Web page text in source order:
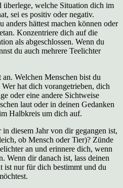
überlege, welche Situation dich im
sei es positiv oder negativ.
anders hättest machen können oder
Konzentriere dich auf die
als abgeschlossen. Wenn du
du auch mehrere Teelichter
Welchen Menschen bist du
Wer hat dich vorangetrieben, dich
oder eine andere Sichtweise
laut oder in deinen Gedanken
Halbkreis um dich auf.
diesem Jahr von dir gegangen ist,
ob Mensch oder Tier)? Zünde
an und erinnere dich, wenn
Wenn dir danach ist, lass deinen
ist nur für dich bestimmt und du